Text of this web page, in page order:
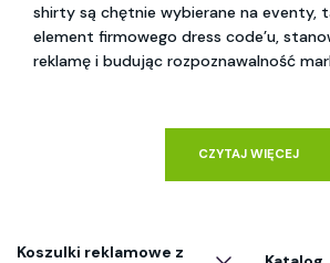
shirty są chętnie wybierane na eventy,
element firmowego dress code’u,
reklamę i budując rozpoznawalność
CZYTAJ WIĘCEJ
Koszulki reklamowe z